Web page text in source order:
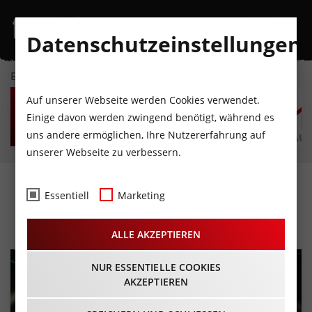
EVENTKALENDER
DO
6
AUGUST
FR
7
AUGUST
SA
8
AUGUST
SO
9
AUGUST
MO
10
AUGUST
CD Review: Analphabeten
– BergPoEthik
Datenschutzeinstellungen
Auf unserer Webseite werden Cookies verwendet.
Einige davon werden zwingend benötigt, während es
uns andere ermöglichen, Ihre Nutzererfahrung auf
unserer Webseite zu verbessern.
Essentiell Marketing
ALLE AKZEPTIEREN
NUR ESSENTIELLE COOKIES
AKZEPTIEREN